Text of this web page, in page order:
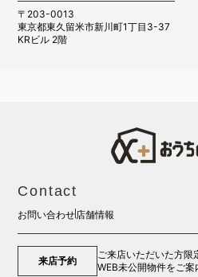
〒203-0013
東京都東久留米市新川町1丁目3-37
KRビル 2階
Contact
お問い合わせ店舗情報
来店予約
ご来店いただいた方限
WEB未公開物件をご案